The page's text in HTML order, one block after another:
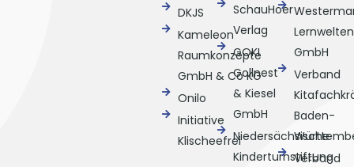
DKJS
Kameleon
Raumkonzepte
GmbH & Co KG
Onilo
Initiative
Klischeefrei
SchauHoer
Verlag
GOKI
Gollnest
& Kiesel
GmbH
Niedersächsische
Kinderturnstiftung
Lernwelten
GmbH
Verband
Baden-
Verband